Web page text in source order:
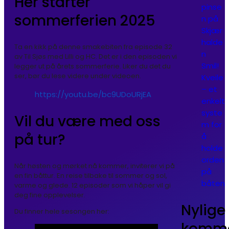
sommerferien 2025
Ta en kikk på denne smakebiten fra episode 32
av Til Sjøs med Lilli og HC. Det er i den episoden vi
legger ut på årets sommerferie. Liker du det du
ser, bør du lese videre under videoen.
https://youtu.be/bc9UDoURjEA
Vil du være med oss
på tur?
Når høsten og mørket nå kommer, inviterer vi på
en fin båttur. En reise tilbake til sommer og sol,
varme og glede. 12 episoder som vi håper vil gi
deg fine opplevelser.
Du finner hele sesongen her:
pinse
n på
Skjær
halde
n
Smil!
Kveile
– et
enkelt
syste
m for
å
holde
orden
på
båten
Nylige